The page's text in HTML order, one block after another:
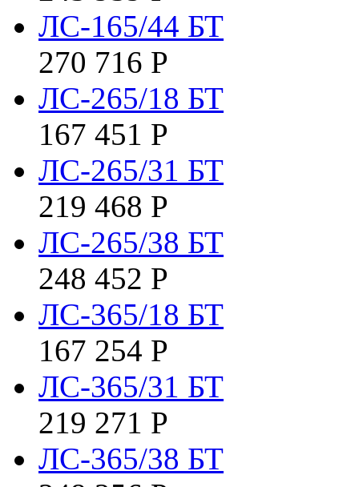
ЛС-165/44 БТ
270 716 Р
ЛС-265/18 БТ
167 451 Р
ЛС-265/31 БТ
219 468 Р
ЛС-265/38 БТ
248 452 Р
ЛС-365/18 БТ
167 254 Р
ЛС-365/31 БТ
219 271 Р
ЛС-365/38 БТ